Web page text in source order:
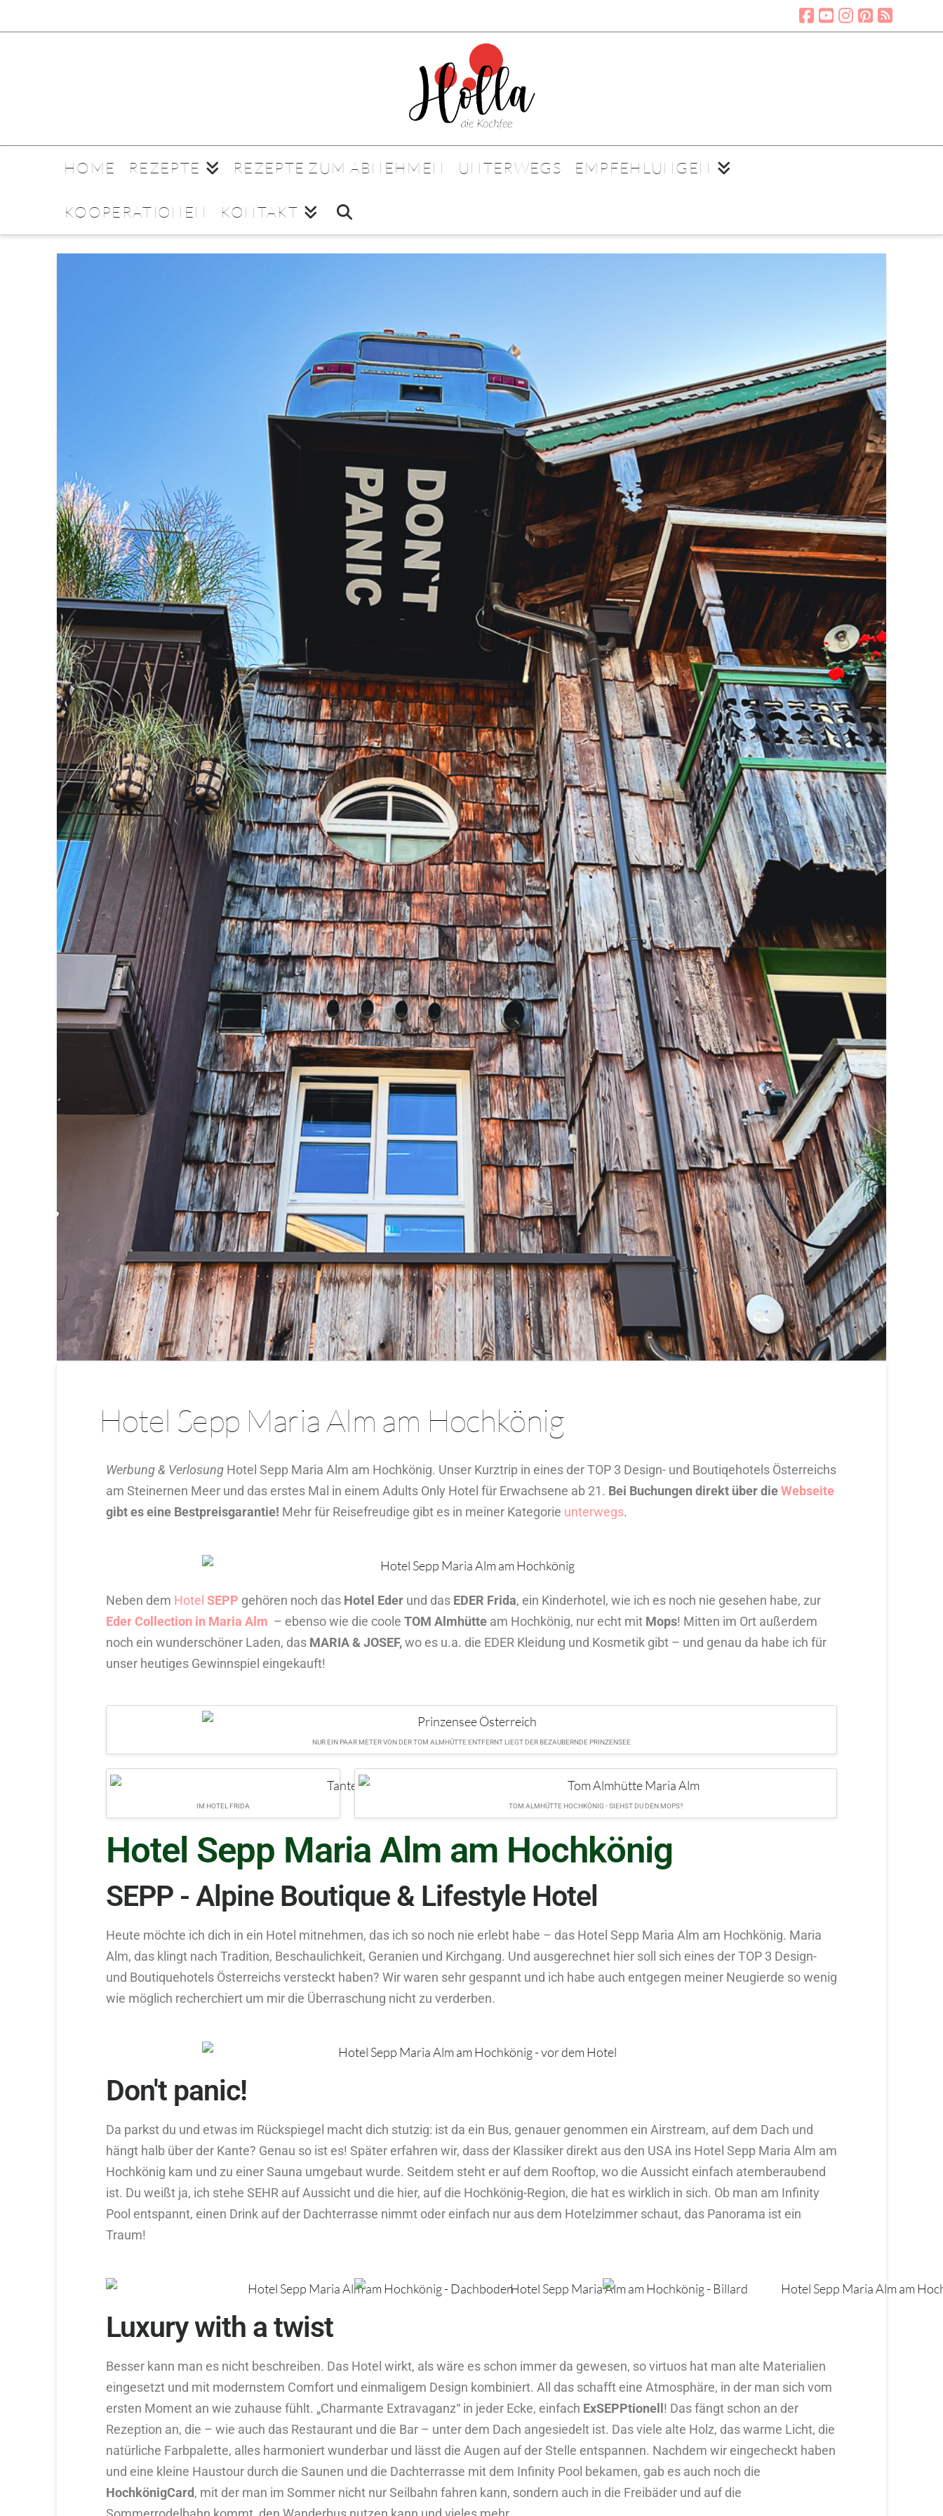
HOME REZEPTE REZEPTE ZUM ABNEHMEN UNTERWEGS EMPFEHLUNGEN
KOOPERATIONEN KONTAKT
Hotel Sepp Maria Alm am Hochkönig
Werbung & VerlosungHotel Sepp Maria Alm am Hochkönig. Unser Kurztrip in eines der TOP 3 Design- und Boutiqehotels Österreichs
am Steinernen Meer und das erstes Mal in einem Adults Only Hotel für Erwachsene ab 21. Bei Buchungen direkt über dieWebseite
gibt es eine Bestpreisgarantie! Mehr für Reisefreudige gibt es in meiner Kategorie unterwegs.
Neben dem Hotel SEPP gehören noch das Hotel Ederund das EDER Frida, ein Kinderhotel, wie ich es noch nie gesehen habe, zur
Eder Collection in Maria Alm – ebenso wie die coole TOM Almhütteam Hochkönig, nur echt mit Mops! Mitten im Ort außerdem
noch ein wunderschöner Laden, das MARIA & JOSEF,wo es u.a. die EDER Kleidung und Kosmetik gibt – und genau da habe ich für
unser heutiges Gewinnspiel eingekauft!
NUR EIN PAAR METER VON DER TOM ALMHÜTTE ENTFERNT LIEGT DER BEZAUBERNDE PRINZENSEE
IM HOTEL FRIDA TOM ALMHÜTTE HOCHKÖNIG - SIEHST DU DEN MOPS?
Hotel Sepp Maria Alm am Hochkönig
SEPP - Alpine Boutique & Lifestyle Hotel
Heute möchte ich dich in ein Hotel mitnehmen, das ich so noch nie erlebt habe – das Hotel Sepp Maria Alm am Hochkönig. Maria
Alm, das klingt nach Tradition, Beschaulichkeit, Geranien und Kirchgang. Und ausgerechnet hier soll sich eines der TOP 3 Design-
und Boutiquehotels Österreichs versteckt haben? Wir waren sehr gespannt und ich habe auch entgegen meiner Neugierde so wenig
wie möglich recherchiert um mir die Überraschung nicht zu verderben.
Don't panic!
Da parkst du und etwas im Rückspiegel macht dich stutzig: ist da ein Bus, genauer genommen ein Airstream, auf dem Dach und
hängt halb über der Kante? Genau so ist es! Später erfahren wir, dass der Klassiker direkt aus den USA ins Hotel Sepp Maria Alm am
Hochkönig kam und zu einer Sauna umgebaut wurde. Seitdem steht er auf dem Rooftop, wo die Aussicht einfach atemberaubend
ist. Du weißt ja, ich stehe SEHR auf Aussicht und die hier, auf die Hochkönig-Region, die hat es wirklich in sich. Ob man am Infinity
Pool entspannt, einen Drink auf der Dachterrasse nimmt oder einfach nur aus dem Hotelzimmer schaut, das Panorama ist ein
Traum!
Luxury with a twist
Besser kann man es nicht beschreiben. Das Hotel wirkt, als wäre es schon immer da gewesen, so virtuos hat man alte Materialien
eingesetzt und mit modernstem Comfort und einmaligem Design kombiniert. All das schafft eine Atmosphäre, in der man sich vom
ersten Moment an wie zuhause fühlt. „Charmante Extravaganz“ in jeder Ecke, einfach ExSEPPtionell ! Das fängt schon an der
Rezeption an, die – wie auch das Restaurant und die Bar – unter dem Dach angesiedelt ist. Das viele alte Holz, das warme Licht, die
natürliche Farbpalette, alles harmoniert wunderbar und lässt die Augen auf der Stelle entspannen. Nachdem wir eingecheckt haben
und eine kleine Haustour durch die Saunen und die Dachterrasse mit dem Infinity Pool bekamen, gab es auch noch die
HochkönigCard, mit der man im Sommer nicht nur Seilbahn fahren kann, sondern auch in die Freibäder und auf die